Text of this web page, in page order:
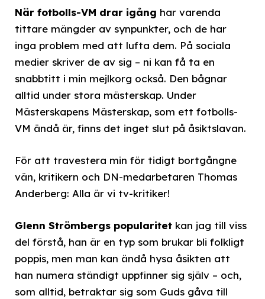
När fotbolls-VM drar igång har varenda
tittare mängder av synpunkter, och de har
inga problem med att lufta dem. På sociala
medier skriver de av sig – ni kan få ta en
snabbtitt i min mejlkorg också. Den bågnar
alltid under stora mästerskap. Under
Mästerskapens Mästerskap, som ett fotbolls-
VM ändå är, finns det inget slut på åsiktslavan.
För att travestera min för tidigt bortgångne
vän, kritikern och DN-medarbetaren Thomas
Anderberg: Alla är vi tv-kritiker!
Glenn Strömbergs popularitet kan jag till viss
del förstå, han är en typ som brukar bli folkligt
poppis, men man kan ändå hysa åsikten att
han numera ständigt uppfinner sig själv – och,
som alltid, betraktar sig som Guds gåva till